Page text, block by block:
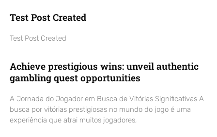
Test Post Created
Test Post Created
Achieve prestigious wins: unveil authentic
gambling quest opportunities
A Jornada do Jogador em Busca de Vitórias Significativas A
busca por vitórias prestigiosas no mundo do jogo é uma
experiência que atrai muitos jogadores,